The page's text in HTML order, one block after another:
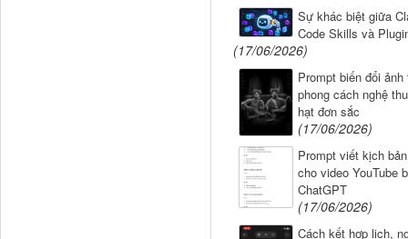
Sự khác biệt giữa
Code Skills và
(17/06/2026)
Prompt biến đổi ảnh
phong cách nghệ
hạt đơn sắc
(17/06/2026)
Prompt viết kịch
cho video YouTube
ChatGPT
(17/06/2026)
Cách kết hợp lịch,